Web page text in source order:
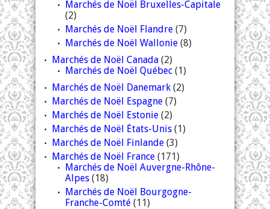
Marchés de Noël Bruxelles-Capitale
(2)
Marchés de Noël Flandre (7)
Marchés de Noël Wallonie (8)
Marchés de Noël Canada (2)
Marchés de Noël Québec (1)
Marchés de Noël Danemark (2)
Marchés de Noël Espagne (7)
Marchés de Noël Estonie (2)
Marchés de Noël États-Unis (1)
Marchés de Noël Finlande (3)
Marchés de Noël France (171)
Marchés de Noël Auvergne-Rhône-
Alpes (18)
Marchés de Noël Bourgogne-
Franche-Comté (11)